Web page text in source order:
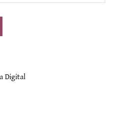
Digital